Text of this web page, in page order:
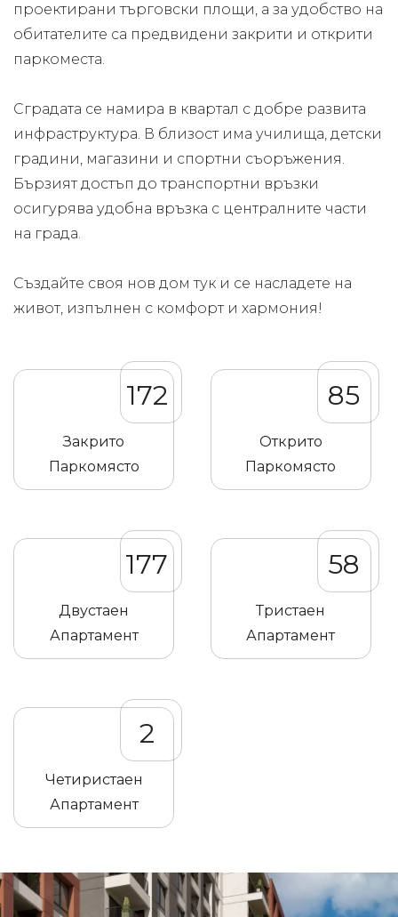
проектирани търговски площи, а за удобство на
обитателите са предвидени закрити и открити
паркоместа.
Сградата се намира в квартал с добре развита
инфраструктура. В близост има училища, детски
градини, магазини и спортни съоръжения.
Бързият достъп до транспортни връзки
осигурява удобна връзка с централните части
на града.
Създайте своя нов дом тук и се насладете на
живот, изпълнен с комфорт и хармония!
172
Закрито
Паркомясто
85
Открито
Паркомясто
177
Двустаен
Апартамент
58
Тристаен
Апартамент
2
Четиристаен
Апартамент